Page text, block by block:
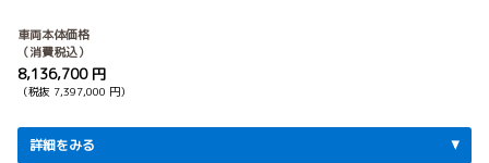
車両本体価格
（消費税込）
8,136,700 円
（税抜 7,397,000 円）
詳細をみる